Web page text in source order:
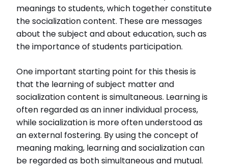
meanings to students, which together constitute
the socialization content. These are messages
about the subject and about education, such as
the importance of students participation.
One important starting point for this thesis is
that the learning of subject matter and
socialization content is simultaneous. Learning is
often regarded as an inner individual process,
while socialization is more often understood as
an external fostering. By using the concept of
meaning making, learning and socialization can
be regarded as both simultaneous and mutual.